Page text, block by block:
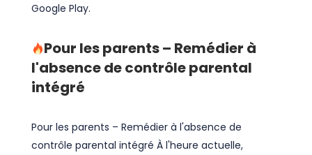
Google Play.
Pour les parents – Remédier à
l'absence de contrôle parental
intégré
Pour les parents – Remédier à l'absence de
contrôle parental intégré À l'heure actuelle,